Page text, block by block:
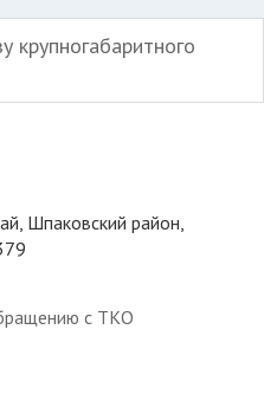
крупногабаритного
Шпаковский район,
с ТКО